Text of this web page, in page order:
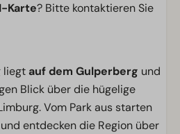
Karte? Bitte kontaktieren Sie
liegt auf dem Gulperberg und
Blick über die hügelige
Vom Park aus starten
entdecken die Region über